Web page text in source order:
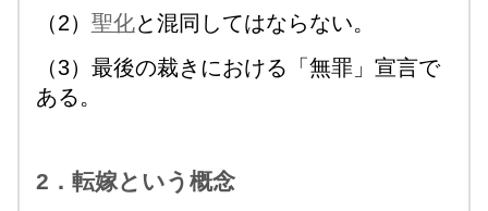
（2） 聖化と混同してはならない。
（3）最後の裁きにおける「無罪」宣言で
ある。
2．転嫁という概念